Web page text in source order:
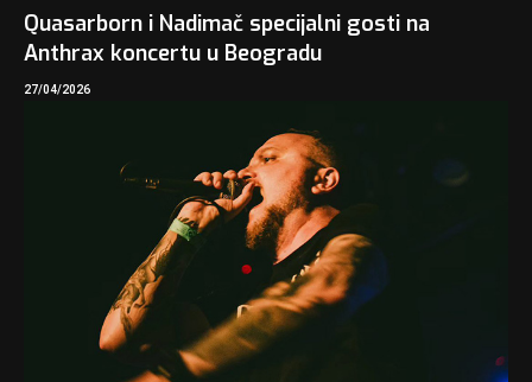
Quasarborn i Nadimač specijalni gosti na
Anthrax koncertu u Beogradu
27/04/2026